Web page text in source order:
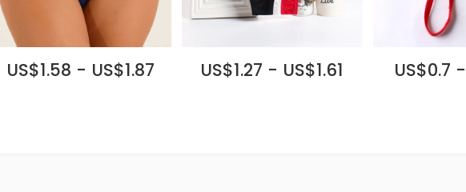
US$1.58 - US$1.87 US$1.27 - US$1.61 US$0.7